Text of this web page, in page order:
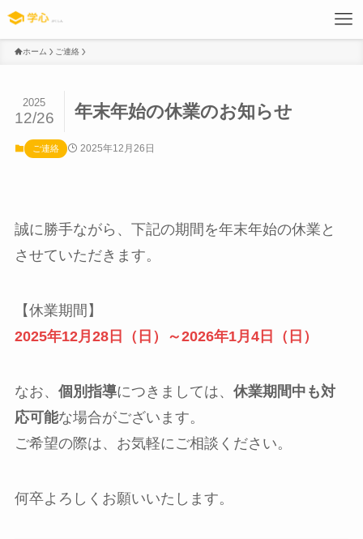
ホーム ご連絡
年末年始の休業のお知らせ
2025
12/26
ご連絡 2025年12月26日
誠に勝手ながら、下記の期間を年末年始の休業と
させていただきます。
【休業期間】
2025年12月28日（日）～2026年1月4日（日）
なお、 個別指導につきましては、 休業期間中も対
応可能な場合がございます。
ご希望の際は、お気軽にご相談ください。
何卒よろしくお願いいたします。